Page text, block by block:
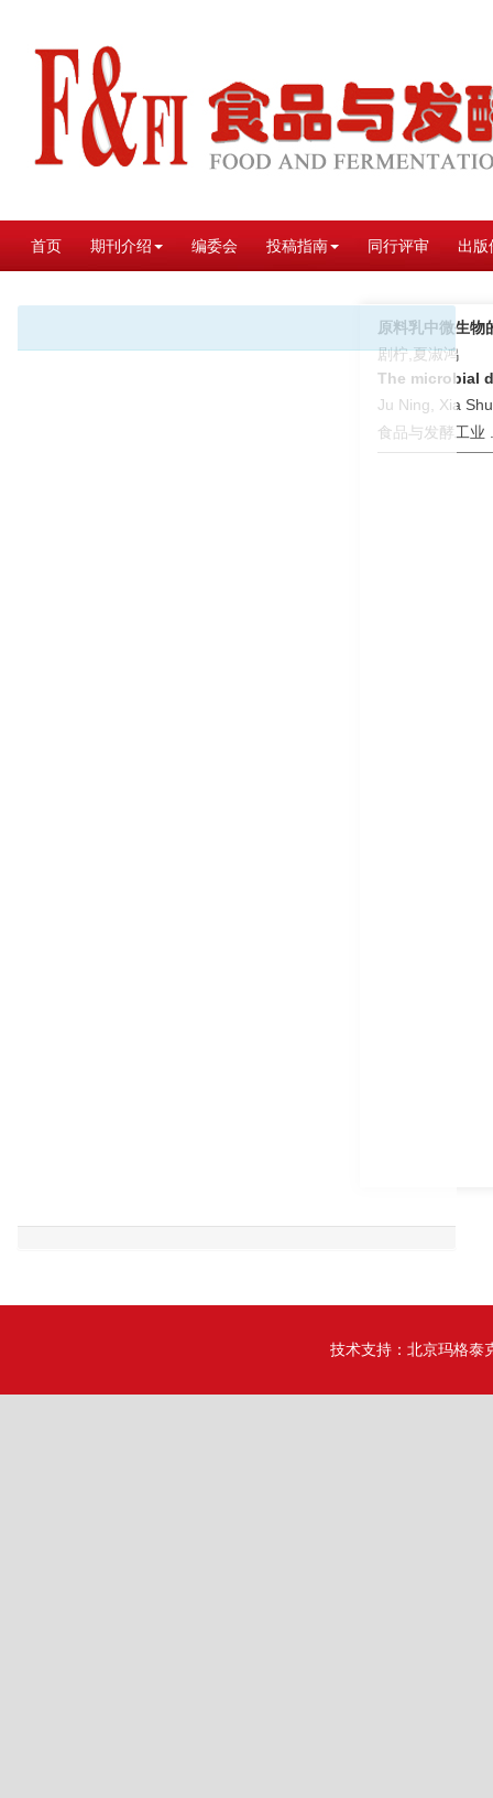
首页 期刊介绍 编委会 投稿指南 同行评审 出版
原料乳中微生物
剧柠,夏淑鸿
The microbial
Ju Ning, Xia
食品与发酵工业
技术支持： 北京玛格泰